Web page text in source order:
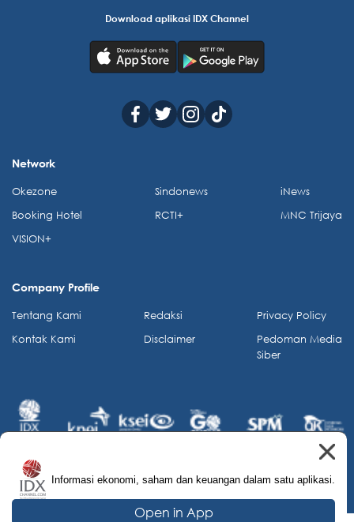
Informasi ekonomi, saham dan keuangan dalam satu aplikasi.
Open in App
Download aplikasi IDX Channel
Network
Okezone
Booking Hotel
VISION+
Sindonews
RCTI+
iNews
MNC Trijaya
Company Profile
Tentang Kami
Kontak Kami
Redaksi
Disclaimer
Privacy Policy
Pedoman Media
Siber
© 2026 IDX Channel. All Rights Reserved.